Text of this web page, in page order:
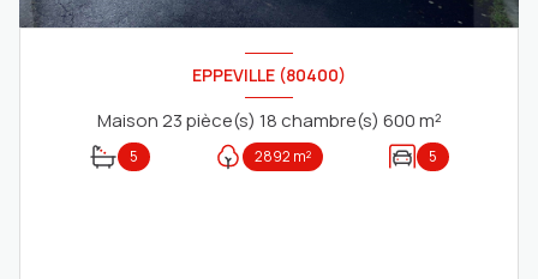
EPPEVILLE (80400)
Maison 23 pièce(s) 18 chambre(s) 600 m²
5 2892 m² 5